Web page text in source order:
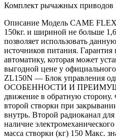
Комплект рычажных приводов
Описание Модель CAME FLEX
150кг. и шириной не больше
позволяет использовать
источников питания.
автоматику, которая может
выгодной цене у
ZL150N — Блок управления
ОСОБЕННОСТИ И
движение в обратную
второй створки при
внутрь. Второй радиоканал
наличие
масса створки (кг) 150 Макс.